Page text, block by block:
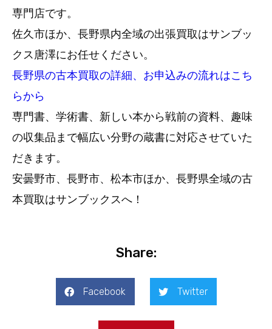
専門店です。
佐久市ほか、長野県内全域の出張買取はサンブッ
クス唐澤にお任せください。
長野県の古本買取の詳細、お申込みの流れはこち
らから
専門書、学術書、新しい本から戦前の資料、趣味
の収集品まで幅広い分野の蔵書に対応させていた
だきます。
安曇野市、長野市、松本市ほか、長野県全域の古
本買取はサンブックスへ！
Share:
Facebook Twitter